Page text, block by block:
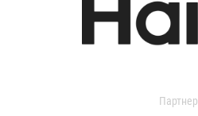
Партнер